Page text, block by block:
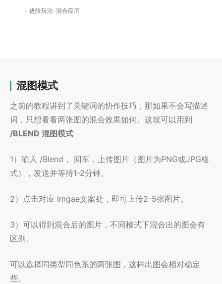
进阶玩法-混合应用
混图模式
之前的教程讲到了关键词的协作技巧，那如果不会写描述
词，只想看看两张图的混合效果如何。这就可以用到
/BLEND 混图模式
1）输入 /Blend， 回车，上传图片（图片为PNG或JPG格
式），发送并等待1-2分钟。
2）点击对应 Imgae文案处，即可上传2-5张图片。
3）可以得到混合后的图片，不同模式下混合出的图会有
区别。
可以选择同类型同色系的两张图，这样出图会相对稳定
些。